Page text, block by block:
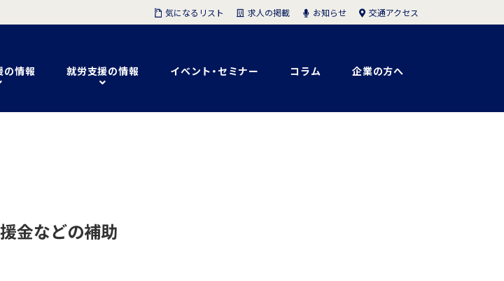
の情報 就労支援の情報 イベント・セミナー コラム 企業の方へ
気になるリスト 求人の掲載 お知らせ 交通アクセス
金などの補助